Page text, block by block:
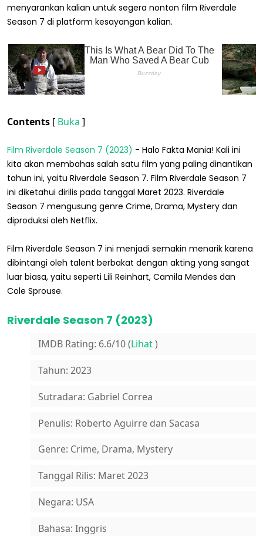
menyarankan kalian untuk segera nonton film Riverdale
Season 7 di platform kesayangan kalian.
Contents [ Buka ]
Film Riverdale Season 7 (2023) - Halo Fakta Mania! Kali ini
kita akan membahas salah satu film yang paling dinantikan
tahun ini, yaitu Riverdale Season 7. Film Riverdale Season 7
ini diketahui dirilis pada tanggal Maret 2023. Riverdale
Season 7 mengusung genre Crime, Drama, Mystery dan
diproduksi oleh Netflix.
Film Riverdale Season 7 ini menjadi semakin menarik karena
dibintangi oleh talent berbakat dengan akting yang sangat
luar biasa, yaitu seperti Lili Reinhart, Camila Mendes dan
Cole Sprouse.
Riverdale Season 7 (2023)
IMDB Rating: 6.6/10 (Lihat)
Tahun: 2023
Sutradara: Gabriel Correa
Penulis: Roberto Aguirre dan Sacasa
Genre: Crime, Drama, Mystery
Tanggal Rilis: Maret 2023
Negara: USA
Bahasa: Inggris